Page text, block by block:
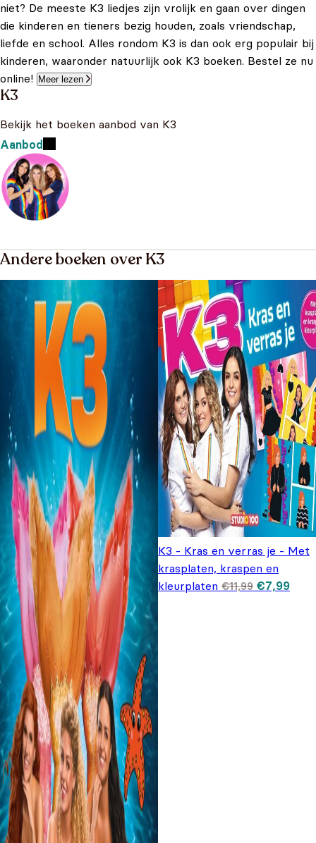
niet? De meeste K3 liedjes zijn vrolijk en gaan over dingen
die kinderen en tieners bezig houden, zoals vriendschap,
liefde en school. Alles rondom K3 is dan ook erg populair bij
kinderen, waaronder natuurlijk ook K3 boeken. Bestel ze nu
online!
Meer lezen
K3
Bekijk het boeken aanbod van K3
Aanbod
Andere boeken over K3
K3 - Kras en verras je - Met
krasplaten, kraspen en
kleurplaten €11,99 prijs was:
€7,99
prijs